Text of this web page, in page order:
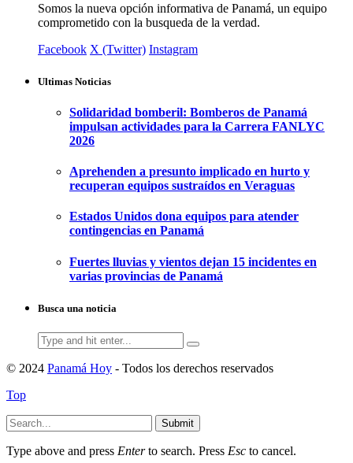
Somos la nueva opción informativa de Panamá, un equipo
comprometido con la busqueda de la verdad.
Facebook X (Twitter) Instagram
Ultimas Noticias
Solidaridad bomberil: Bomberos de Panamá
impulsan actividades para la Carrera FANLYC
2026
Aprehenden a presunto implicado en hurto y
recuperan equipos sustraídos en Veraguas
Estados Unidos dona equipos para atender
contingencias en Panamá
Fuertes lluvias y vientos dejan 15 incidentes en
varias provincias de Panamá
Busca una noticia
Search
for:
© 2024 Panamá Hoy - Todos los derechos reservados
Top
Submit
Type above and press Enterto search. Press Esc to cancel.